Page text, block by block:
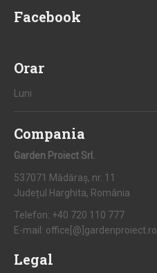
Facebook
Orar
Luni
Compania
Garden Proiect Srl.
537071 Mădăraș, nr. 11
Județul Harghita, România
Telefon: +40 720 110 777
E-mail: office[@]gardenproiect.ro
Legal